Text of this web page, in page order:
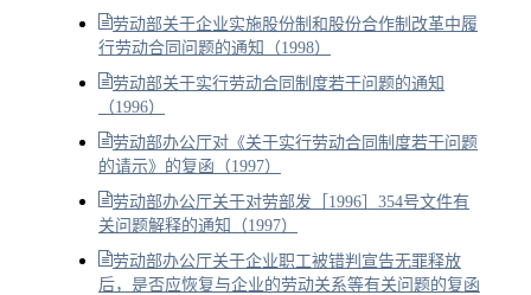
劳动部关于企业实施股份制和股份合作制改革中履
行劳动合同问题的通知（1998）
劳动部关于实行劳动合同制度若干问题的通知
（1996）
劳动部办公厅对《关于实行劳动合同制度若干问题
的请示》的复函（1997）
劳动部办公厅关于对劳部发［1996］354号文件有
关问题解释的通知（1997）
劳动部办公厅关于企业职工被错判宣告无罪释放
后，是否应恢复与企业的劳动关系等有关问题的复函